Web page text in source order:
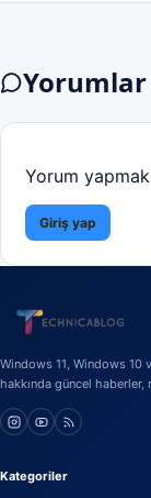
Yorumlar
Yorum yapmak
Giriş yap
Windows 11, Windows
hakkında güncel
Kategoriler